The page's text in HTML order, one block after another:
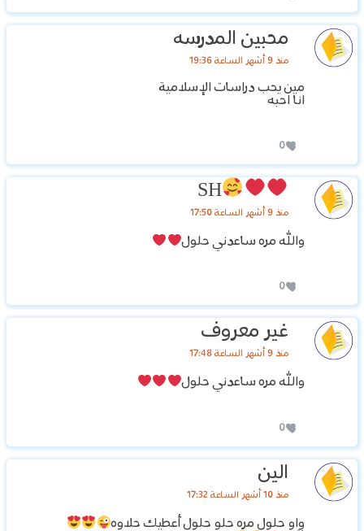
محبين المدرسه
منذ 9 أشهر الساعة 19:36
مين يحب دراسات الإسلامية
انا احبه
0
SH
منذ 9 أشهر الساعة 17:50
والله مره ساعدني حلول
0
غير معروف
منذ 9 أشهر الساعة 17:48
والله مره ساعدني حلول
0
الين
منذ 10 أشهر الساعة 17:32
واو حلول مره حلو حلول أعطيك حلاوه